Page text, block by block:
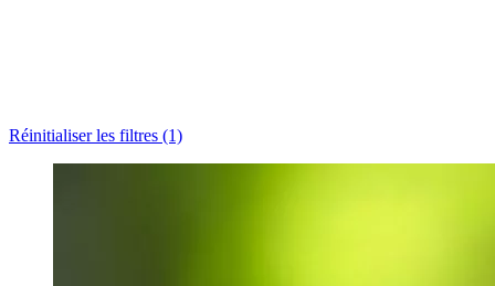
Réinitialiser les filtres (1)